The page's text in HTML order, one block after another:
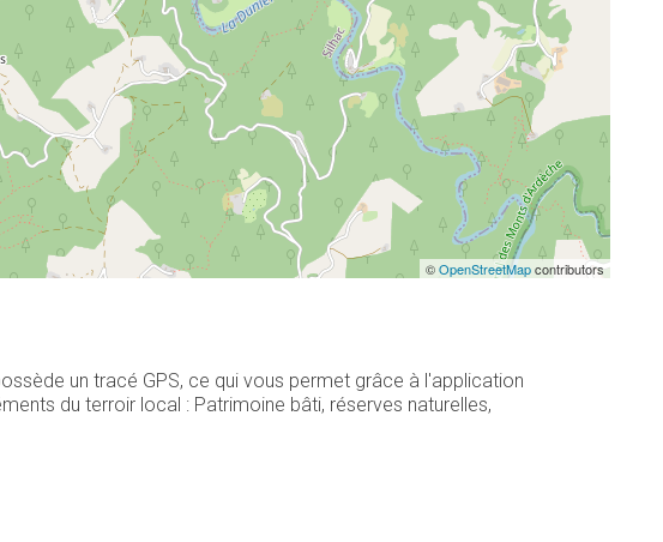
©OpenStreetMapcontributors
un tracé GPS, ce qui vous permet grâce à l'application
du terroir local : Patrimoine bâti, réserves naturelles,